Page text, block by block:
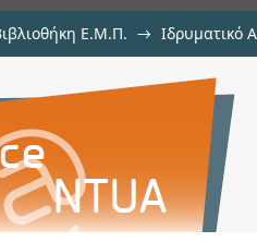
Ε.Μ.Π. → Ιδρυματικό
of steam-